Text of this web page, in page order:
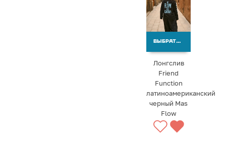
ВЫБРАТЬ ВАРИАНТЫ
Лонгслив
Friend
Function
латиноамериканский
черный Mas
Flow